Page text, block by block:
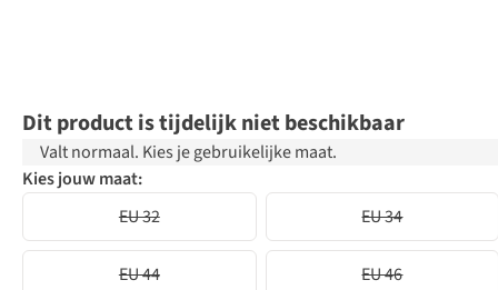
Dit product is tijdelijk niet beschikbaar
Valt normaal. Kies je gebruikelijke maat.
Kies jouw maat:
EU 32
EU 34
EU 44 EU 46